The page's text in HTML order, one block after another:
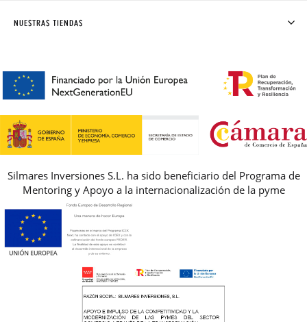
AVISO LEGAL, PRIVACIDAD Y COOKIES
REBAJAS
PREGUNTAS FRECUENTES
NUESTRAS TIENDAS
Silmares Inversiones S.L. ha sido beneficiario del Programa de
Mentoring y Apoyo a la internacionalización de la pyme